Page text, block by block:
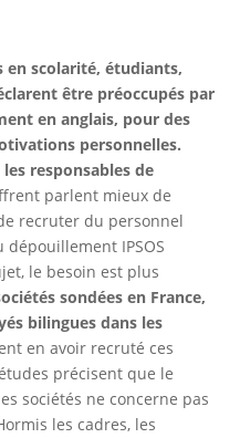
en scolarité, étudiants,
être préoccupés par
en anglais, pour des
personnelles.
responsables de
parlent mieux de
recruter du personnel
dépouillement IPSOS
le besoin est plus
sondées en France,
bilingues dans les
en avoir recruté ces
précisent que le
sociétés ne concerne pas
les cadres, les